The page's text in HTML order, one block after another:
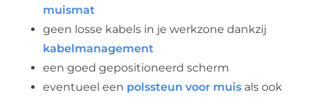
muismat
geen losse kabels in je werkzone dankzij
kabelmanagement
een goed gepositioneerd scherm
eventueel een polssteun voor muis als ook